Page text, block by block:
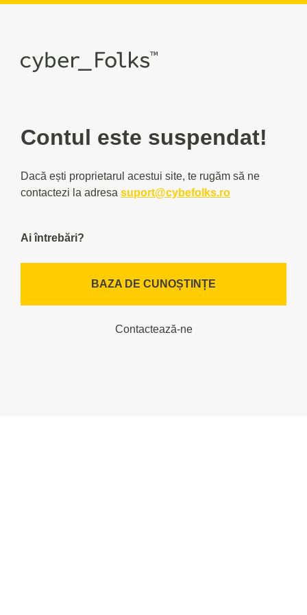
Contul este suspendat!
Dacă ești proprietarul acestui site, te rugăm să ne
contactezi la adresa suport@cybefolks.ro
Ai întrebări?
BAZA DE CUNOȘTINȚE
Contactează-ne